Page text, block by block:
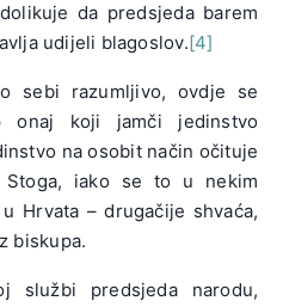
da predsjeda barem
udijeli blagoslov.[4]
sebi razumljivo, ovdje se
onaj koji jamči jedinstvo
na osobit način očituje
Stoga, iako se to u nekim
Hrvata – drugačije shvaća,
biskupa.
službi predsjeda narodu,